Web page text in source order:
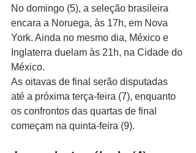
No domingo (5), a seleção brasileira
encara a Noruega, às 17h, em Nova
York. Ainda no mesmo dia, México e
Inglaterra duelam às 21h, na Cidade do
México.
As oitavas de final serão disputadas
até a próxima terça-feira (7), enquanto
os confrontos das quartas de final
começam na quinta-feira (9).